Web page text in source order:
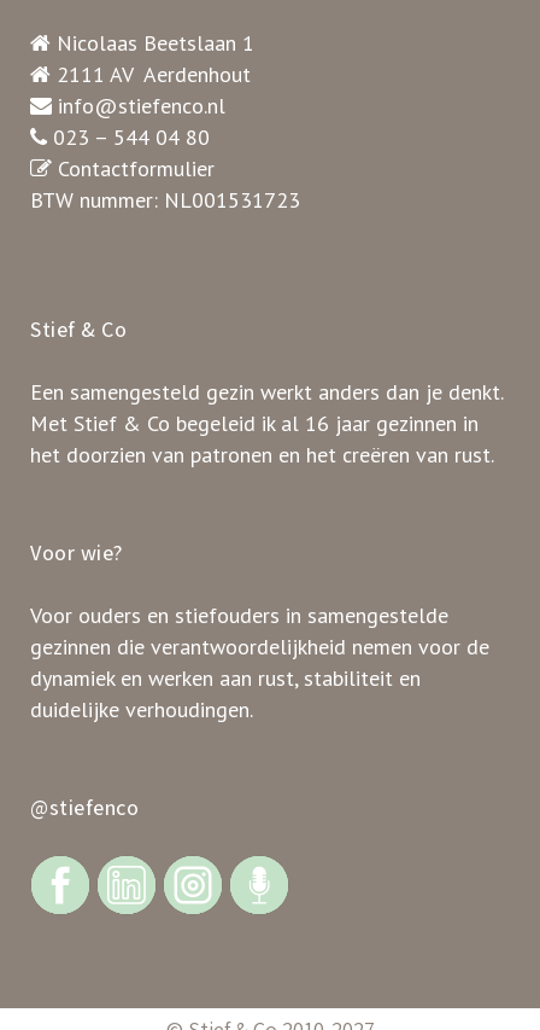
Nicolaas Beetslaan 1
2111 AV Aerdenhout
info@stiefenco.nl
023 – 544 04 80
Contactformulier
BTW nummer: NL001531723
Stief & Co
Een samengesteld gezin werkt anders dan je denkt.
Met Stief & Co begeleid ik al 16 jaar gezinnen in
het doorzien van patronen en het creëren van rust.
Voor wie?
Voor ouders en stiefouders in samengestelde
gezinnen die verantwoordelijkheid nemen voor de
dynamiek en werken aan rust, stabiliteit en
duidelijke verhoudingen.
@stiefenco